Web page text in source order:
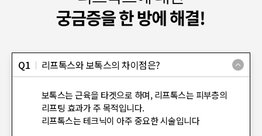
리프톡스와 보톡스의 차이점은?
보톡스는 근육을 타겟으로 하며, 리프톡스는 피부층의
리프팅 효과가 주 목적입니다.
리프톡스는 테크닉이 아주 중요한 시술입니다